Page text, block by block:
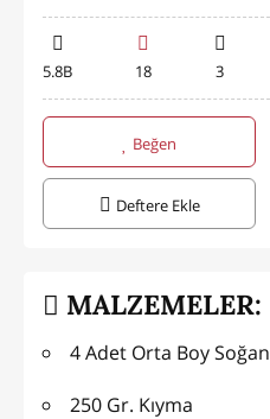
5.8B 18 3
Beğen
Deftere Ekle
MALZEMELER:
4 Adet Orta Boy Soğan
250 Gr. Kıyma